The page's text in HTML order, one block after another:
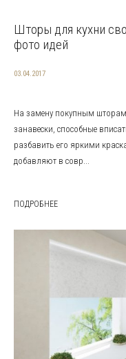
Шторы для кухни
фото идей
03.04.2017
На замену покупным
занавески, способные
разбавить его яркими
добавляют в совр...
ПОДРОБНЕЕ